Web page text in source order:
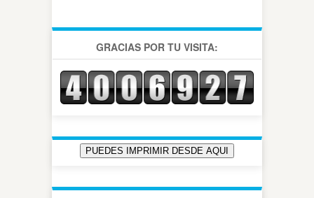
GRACIAS POR TU VISITA: